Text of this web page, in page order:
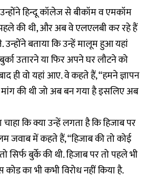
हिन्दू कॉलेज से बीकॉम व एमकॉम
की थी, और अब वे एलएलबी कर रहे हैं
उन्होंने बताया कि उन्हें मालूम हुआ यहां
उतारने या फिर अपने घर लौटने को
ही वो यहां आए. वे कहते हैं, “हमने ज्ञापन
की थी जो अब बन गया है इसलिए अब
कि क्या उन्हें लगता है कि हिजाब पर
जवाब में कहते हैं, “हिजाब की तो कोई
सिर्फ बुर्के की थी. हिजाब पर तो पहले भी
कोड का भी कभी विरोध नहीं किया है.